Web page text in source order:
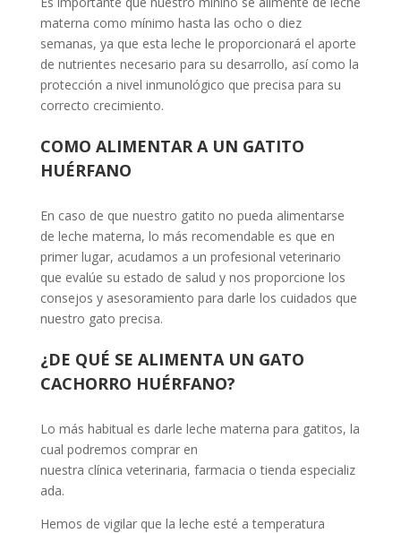
materna como mínimo hasta las ocho o diez
semanas, ya que esta leche le proporcionará el aporte
de nutrientes necesario para su desarrollo, así como la
protección a nivel inmunológico que precisa para su
correcto crecimiento.
COMO ALIMENTAR A UN GATITO
HUÉRFANO
En caso de que nuestro gatito no pueda alimentarse
de leche materna, lo más recomendable es que en
primer lugar, acudamos a un profesional veterinario
que evalúe su estado de salud y nos proporcione los
consejos y asesoramiento para darle los cuidados que
nuestro gato precisa.
¿DE QUÉ SE ALIMENTA UN GATO
CACHORRO HUÉRFANO?
Lo más habitual es darle leche materna para gatitos, la
cual podremos comprar en
nuestra clínica veterinaria, farmacia o tienda especializ
ada.
Hemos de vigilar que la leche esté a temperatura